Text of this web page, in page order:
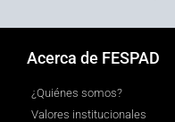
Acerca de FESPAD
¿Quiénes somos?
Valores institucionales